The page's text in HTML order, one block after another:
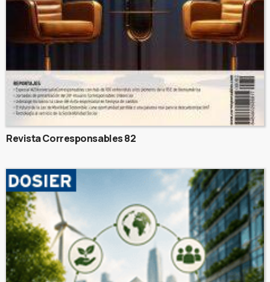
Revista Corresponsables 82